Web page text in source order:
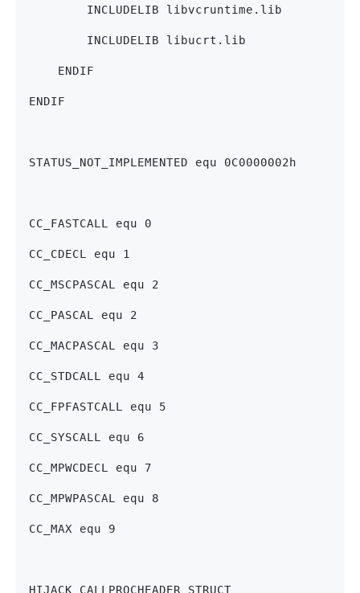
        INCLUDELIB libvcruntime.lib
        INCLUDELIB libucrt.lib
    ENDIF
ENDIF
STATUS_NOT_IMPLEMENTED equ 0C0000002h
CC_FASTCALL equ 0
CC_CDECL equ 1
CC_MSCPASCAL equ 2
CC_PASCAL equ 2
CC_MACPASCAL equ 3
CC_STDCALL equ 4
CC_FPFASTCALL equ 5
CC_SYSCALL equ 6
CC_MPWCDECL equ 7
CC_MPWPASCAL equ 8
CC_MAX equ 9
HIJACK_CALLPROCHEADER STRUCT